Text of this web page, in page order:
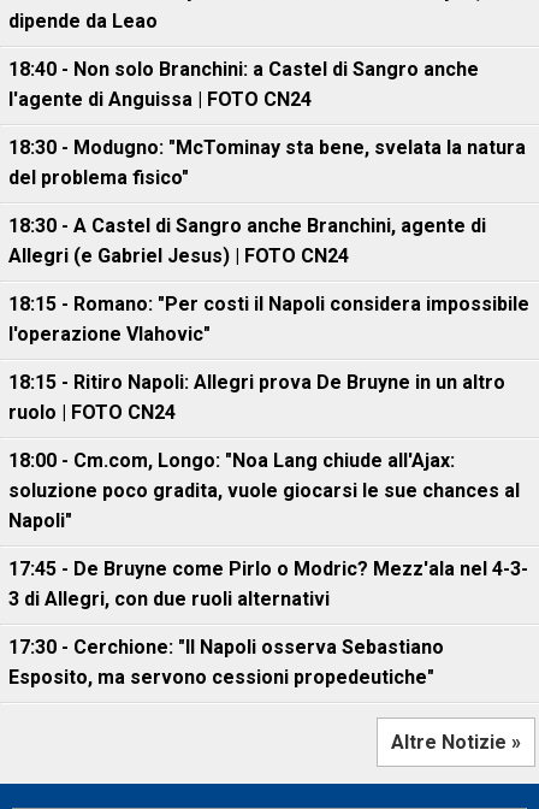
dipende da Leao
18:40 - Non solo Branchini: a Castel di Sangro anche
l'agente di Anguissa | FOTO CN24
18:30 - Modugno: "McTominay sta bene, svelata la natura
del problema fisico"
18:30 - A Castel di Sangro anche Branchini, agente di
Allegri (e Gabriel Jesus) | FOTO CN24
18:15 - Romano: "Per costi il Napoli considera impossibile
l'operazione Vlahovic"
18:15 - Ritiro Napoli: Allegri prova De Bruyne in un altro
ruolo | FOTO CN24
18:00 - Cm.com, Longo: "Noa Lang chiude all'Ajax:
soluzione poco gradita, vuole giocarsi le sue chances al
Napoli"
17:45 - De Bruyne come Pirlo o Modric? Mezz'ala nel 4-3-
3 di Allegri, con due ruoli alternativi
17:30 - Cerchione: "Il Napoli osserva Sebastiano
Esposito, ma servono cessioni propedeutiche"
Altre Notizie »